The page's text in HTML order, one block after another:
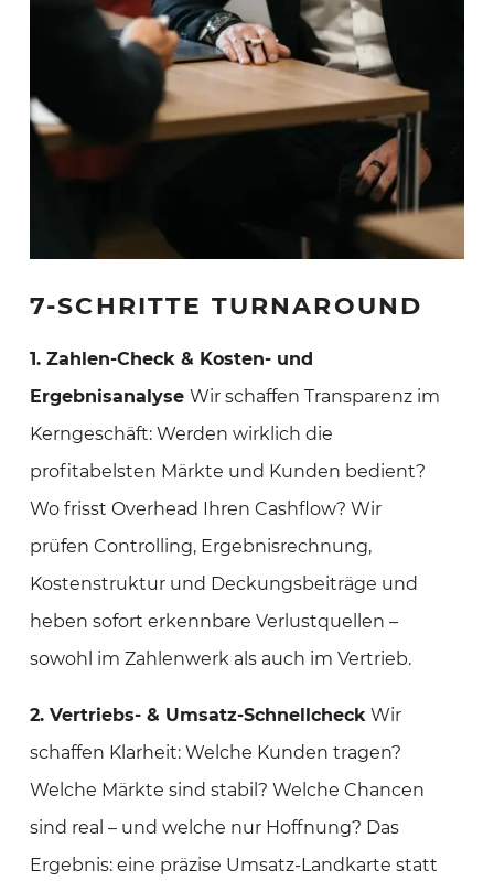
7-SCHRITTE TURNAROUND
1. Zahlen-Check & Kosten- und
Ergebnisanalyse Wir schaffen Transparenz im
Kerngeschäft: Werden wirklich die
profitabelsten Märkte und Kunden bedient?
Wo frisst Overhead Ihren Cashflow? Wir
prüfen Controlling, Ergebnisrechnung,
Kostenstruktur und Deckungsbeiträge und
heben sofort erkennbare Verlustquellen –
sowohl im Zahlenwerk als auch im Vertrieb.
2. Vertriebs‑ & Umsatz‑Schnellcheck Wir
schaffen Klarheit: Welche Kunden tragen?
Welche Märkte sind stabil? Welche Chancen
sind real – und welche nur Hoffnung? Das
Ergebnis: eine präzise Umsatz‑Landkarte statt